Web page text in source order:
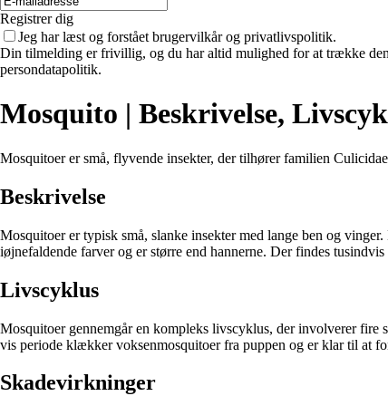
Registrer dig
Jeg har læst og forstået brugervilkår og privatlivspolitik.
Din tilmelding er frivillig, og du har altid mulighed for at trække
persondatapolitik.
Mosquito | Beskrivelse,
Mosquitoer er små, flyvende insekter, der tilhører familien
Beskrivelse
Mosquitoer er typisk små, slanke insekter med lange ben og
iøjnefaldende farver og er større end hannerne. Der findes
Livscyklus
Mosquitoer gennemgår en kompleks livscyklus, der involverer
vis periode klækker voksenmosquitoer fra puppen og er klar til at
Skadevirkninger